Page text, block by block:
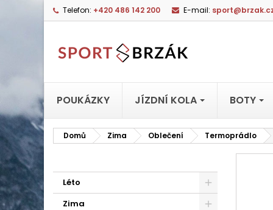
Telefon: +420 486 142 200 E-mail:
POUKÁZKY JÍZDNÍ KOLA BOTY
Domů Zima Oblečení Termoprádlo
Léto
Zima